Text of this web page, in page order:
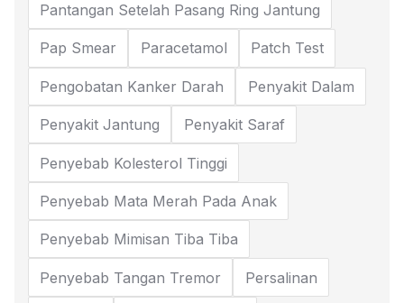
Pantangan Setelah Pasang Ring Jantung
Pap Smear Paracetamol Patch Test
Pengobatan Kanker Darah Penyakit Dalam
Penyakit Jantung Penyakit Saraf
Penyebab Kolesterol Tinggi
Penyebab Mata Merah Pada Anak
Penyebab Mimisan Tiba Tiba
Penyebab Tangan Tremor Persalinan